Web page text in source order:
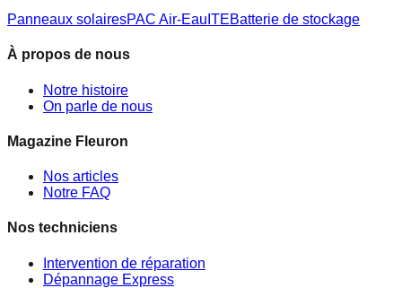
Panneaux solairesPAC Air-Eau ITEBatterie de stockage
À propos de nous
Notre histoire
On parle de nous
Magazine Fleuron
Nos articles
Notre FAQ
Nos techniciens
Intervention de réparation
Dépannage Express